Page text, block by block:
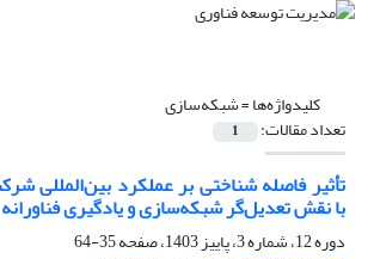
کلیدواژه‌ها =شبکه‌سازی
تعداد مقالات: 1
تأثیر فاصله شناختی بر عملکرد بین‌المللی
با نقش تعدیل‌گر شبکه‌سازی و یادگیری فناورانه
دوره 12، شماره 3، پاییز 1403، صفحه
35-64